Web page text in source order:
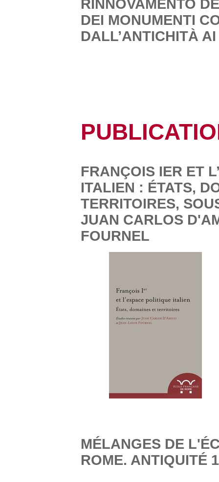
RINNOVAMENTO
DEI MONUMENTI
DALL’ANTICHITÀ
FRANÇOIS IER ET
ITALIEN : ÉTATS,
TERRITOIRES,
JUAN CARLOS
FOURNEL
MÉLANGES DE
ROME. ANTIQUITÉ